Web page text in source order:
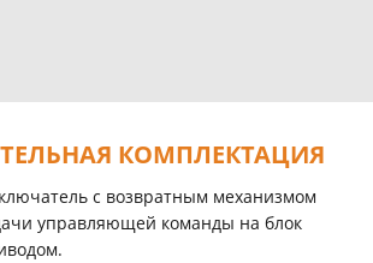
КОМПЛЕКТАЦИЯ
с возвратным механизмом
управляющей команды на блок